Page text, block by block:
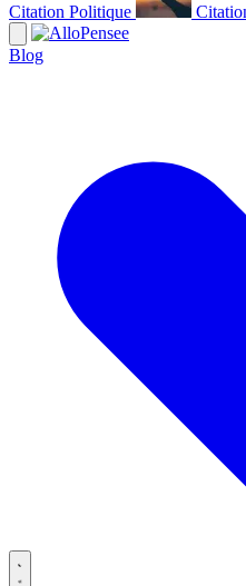
Citation Politique
Blog